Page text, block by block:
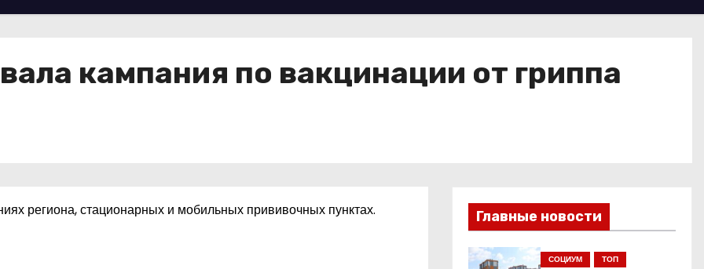
кампания по вакцинации от гриппа
региона, стационарных и мобильных прививочных пунктах. Главные новости
СОЦИУМ ТОП